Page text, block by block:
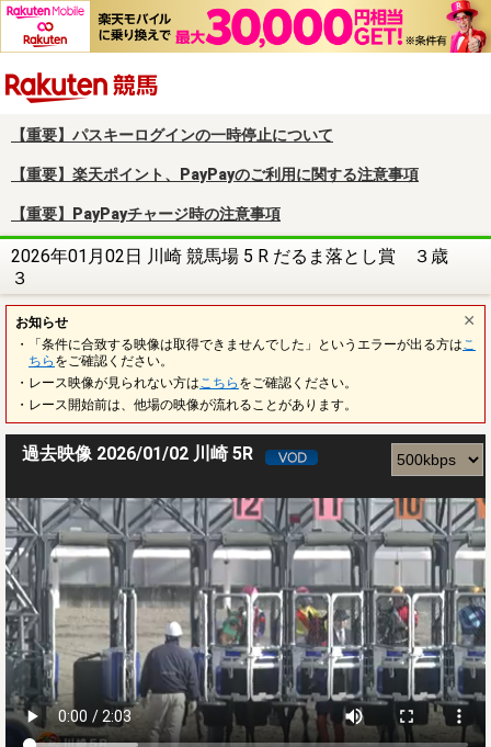
【重要】パスキーログインの一時停止について
【重要】楽天ポイント、PayPayのご利用に関する注意事項
【重要】PayPayチャージ時の注意事項
2026年01月02日 川崎 競馬場 5 R だるま落とし賞 ３歳
３
お知らせ
・「条件に合致する映像は取得できませんでした」というエラーが出る方は こ
ちら をご確認ください。
・レース映像が見られない方は こちら をご確認ください。
・レース開始前は、他場の映像が流れることがあります。
過去映像 2026/01/02 川崎 5R